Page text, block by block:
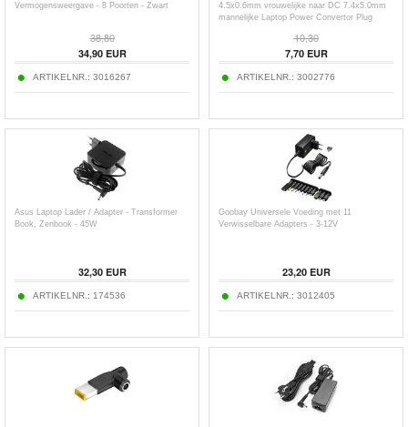
Vermogensweergave - 8 Poorten - Zwart
38,80
34,90EUR
ARTIKELNR.: 3016267
4.5x0.6mm vrouwelijke naar DC 7.4x5.0mm
mannelijke Laptop Power Convertor Plug
10,30
7,70EUR
ARTIKELNR.: 3002776
Asus Laptop Lader / Adapter - Transformer
Book, Zenbook - 45W
32,30EUR
ARTIKELNR.: 174536
Goobay Universele Voeding met 11
Verwisselbare Adapters - 3-12V
23,20EUR
ARTIKELNR.: 3012405